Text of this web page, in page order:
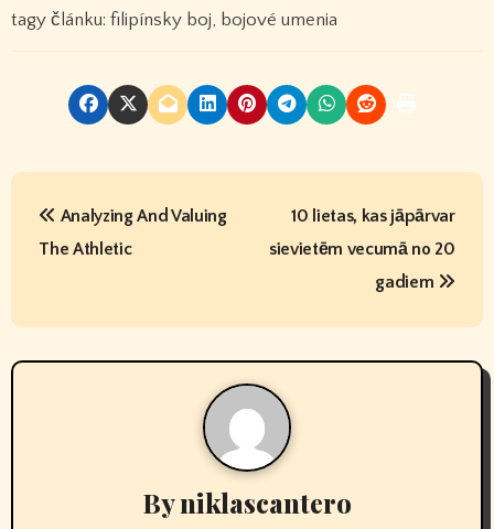
tagy článku: filipínsky boj, bojové umenia
P
t
n
Analyzing And Valuing
The Athletic
10 lietas, kas jāpārvar
sievietēm vecumā no 20
gadiem
Byniklascantero